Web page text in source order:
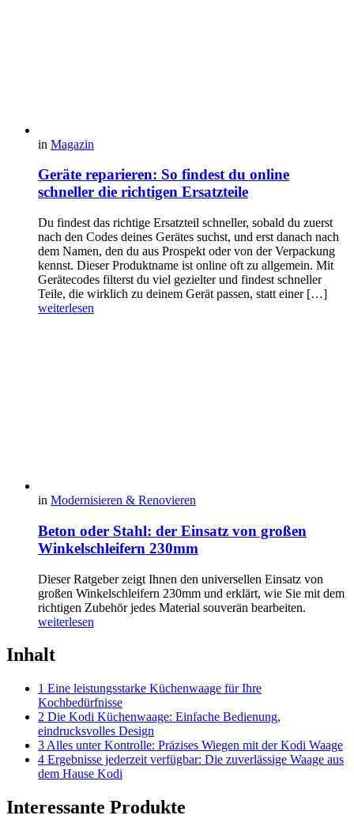
in Magazin
Geräte reparieren: So findest du online
schneller die richtigen Ersatzteile
Du findest das richtige Ersatzteil schneller, sobald du zuerst
nach den Codes deines Gerätes suchst, und erst danach nach
dem Namen, den du aus Prospekt oder von der Verpackung
kennst. Dieser Produktname ist online oft zu allgemein. Mit
Gerätecodes filterst du viel gezielter und findest schneller
Teile, die wirklich zu deinem Gerät passen, statt einer […]
weiterlesen
in Modernisieren & Renovieren
Beton oder Stahl: der Einsatz von großen
Winkelschleifern 230mm
Dieser Ratgeber zeigt Ihnen den universellen Einsatz von
großen Winkelschleifern 230mm und erklärt, wie Sie mit dem
richtigen Zubehör jedes Material souverän bearbeiten.
weiterlesen
Inhalt
1 Eine leistungsstarke Küchenwaage für Ihre
Kochbedürfnisse
2 Die Kodi Küchenwaage: Einfache Bedienung,
eindrucksvolles Design
3 Alles unter Kontrolle: Präzises Wiegen mit der Kodi Waage
4 Ergebnisse jederzeit verfügbar: Die zuverlässige Waage aus
dem Hause Kodi
Interessante Produkte